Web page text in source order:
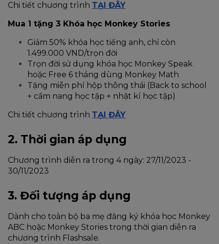
Chi tiết chương trình TẠI ĐÂY
Mua 1 tặng 3 Khóa học Monkey Stories
Giảm 50% khóa học tiếng anh, chỉ còn
1.499.000 VND/trọn đời
Trọn đời sử dụng khóa học Monkey Speak
hoặc Free 6 tháng dùng Monkey Math
Tặng miễn phí hộp thông thái (Back to school
+ cẩm nang học tập + nhật kí học tập)
Chi tiết chương trình TẠI ĐÂY
2. Thời gian áp dụng
Chương trình diễn ra trong 4 ngày: 27/11/2023 -
30/11/2023
3. Đối tượng áp dụng
Dành cho toàn bộ ba mẹ đăng ký khóa học Monkey
ABC hoặc Monkey Stories trong thời gian diễn ra
chương trình Flashsale.